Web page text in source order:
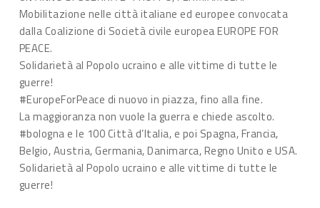
Mobilitazione nelle città italiane ed europee convocata
dalla Coalizione di Società civile europea EUROPE FOR
PEACE.
Solidarietà al Popolo ucraino e alle vittime di tutte le
guerre!
#EuropeForPeace di nuovo in piazza, fino alla fine.
La maggioranza non vuole la guerra e chiede ascolto.
#bologna e le 100 Città d’Italia, e poi Spagna, Francia,
Belgio, Austria, Germania, Danimarca, Regno Unito e USA.
Solidarietà al Popolo ucraino e alle vittime di tutte le
guerre!